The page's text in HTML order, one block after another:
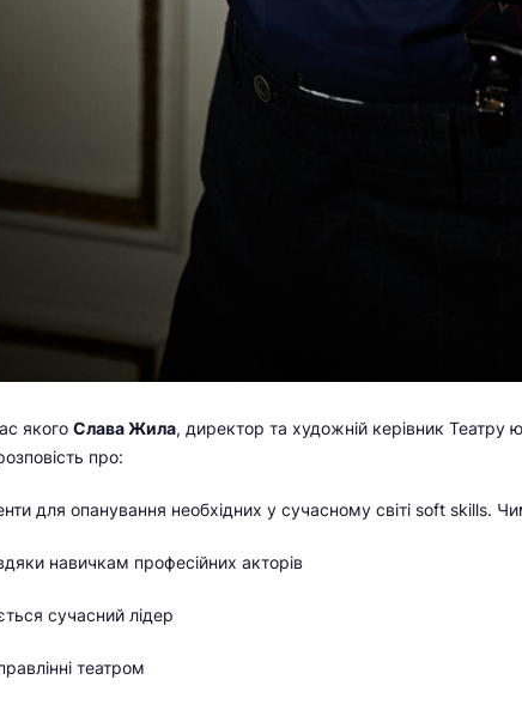
якого Слава Жила, директор та художній керівник Театру
про:
для опанування необхідних у сучасному світі soft skills.
навичкам професійних акторів
сучасний лідер
театром